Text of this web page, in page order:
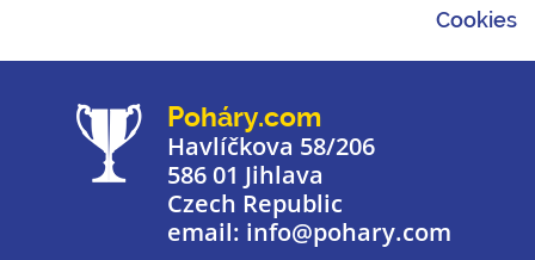
Cookies
Poháry.com
Havlíčkova 58/206
586 01 Jihlava
Czech Republic
email: info@pohary.com